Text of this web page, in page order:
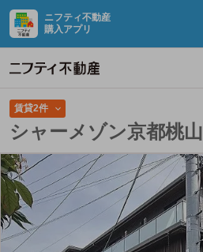
ニフティ不動産
購入アプリ
賃貸2件
シャーメゾン京都桃山